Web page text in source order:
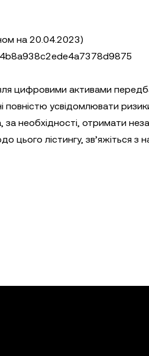
на 20.04.2023)
цифровими активами
повністю усвідомлювати
за необхідності, отримати
лістингу, зв’яжіться з